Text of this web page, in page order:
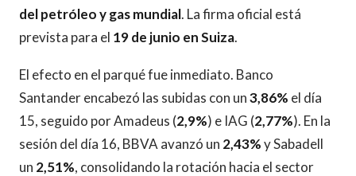
del petróleo y gas mundial. La firma oficial está
prevista para el 19 de junio en Suiza.
El efecto en el parqué fue inmediato. Banco
Santander encabezó las subidas con un3,86% el día
15, seguido por Amadeus (2,9%) e IAG (2,77%). En la
sesión del día 16, BBVA avanzó un 2,43%y Sabadell
un 2,51%, consolidando la rotación hacia el sector